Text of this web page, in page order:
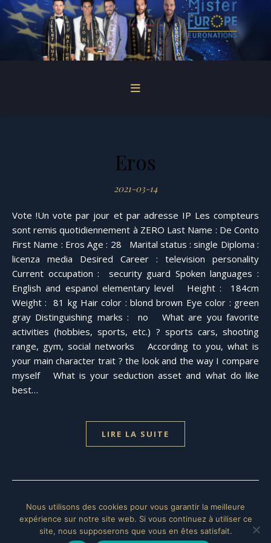
Eros
2021-03-14
Vote !Un vote par jour et par adresse IP Les compteurs
sont remis quotidiennement à ZERO Last Name : De Conto
First Name : Eros Age : 28 Marital status : single Diploma :
licenza media Desired Career : television personality
Current occupation : security guard Spoken languages :
English and espanol elementary level Height : 184cm
Weight : 81 kg Hair color : blond brown Eye color : green
gray Distinguishing marks : no What are you favorite
activities (hobbies, sports, etc.) ? sports cars, shooting
range, gym, social networks According to you, what is
your main character trait ? the look and the way I compare
myself What is your seduction asset and what do like
best…
LIRE LA SUITE
Nous utilisons des cookies pour vous garantir la meilleure
expérience sur notre site web. Si vous continuez à utiliser ce
site, nous supposerons que vous en êtes satisfait.